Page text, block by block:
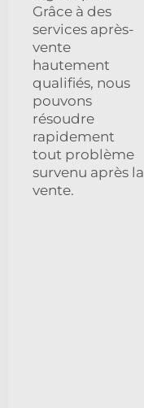
Grâce à des
services après-
vente
hautement
qualifiés, nous
pouvons
résoudre
rapidement
tout problème
survenu après la
vente.